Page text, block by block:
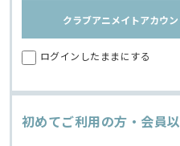
クラブアニメイトアカウ
ログインしたままにする
初めてご利用の方・会員